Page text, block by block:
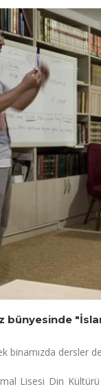
bünyesinde
binamızda dersler
Lisesi Din